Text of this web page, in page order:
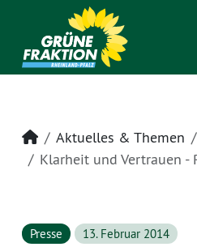
Startseite
Aktuelles & Themen
Klarheit und Vertrauen - Rot-Grün
Presse 13. Februar 2014